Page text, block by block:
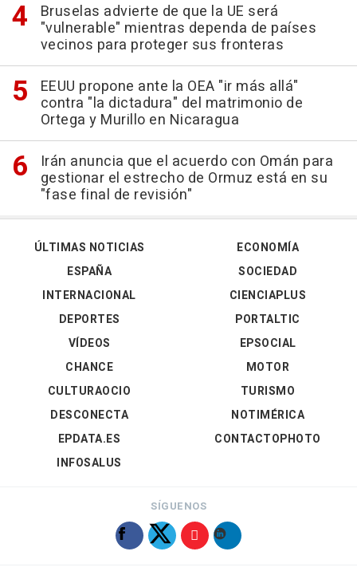
Bruselas advierte de que la UE será
"vulnerable" mientras dependa de países
vecinos para proteger sus fronteras
EEUU propone ante la OEA "ir más allá"
contra "la dictadura" del matrimonio de
Ortega y Murillo en Nicaragua
Irán anuncia que el acuerdo con Omán para
gestionar el estrecho de Ormuz está en su
"fase final de revisión"
ÚLTIMAS NOTICIAS
ESPAÑA
INTERNACIONAL
DEPORTES
VÍDEOS
ECONOMÍA
SOCIEDAD
CIENCIAPLUS
PORTALTIC
EPSOCIAL
CHANCE
CULTURAOCIO
DESCONECTA
EPDATA.ES
INFOSALUS
MOTOR
TURISMO
NOTIMÉRICA
CONTACTOPHOTO
SÍGUENOS